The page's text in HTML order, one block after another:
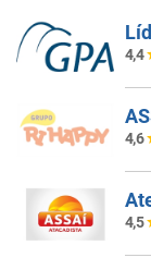
4,4
4,6
4,5